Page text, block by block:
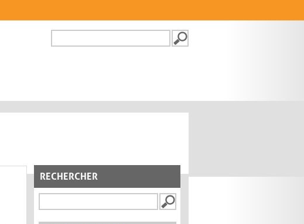
FORMULAIRE DE
RECHERCHER